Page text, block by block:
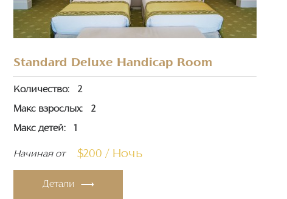
Standard Deluxe Handicap Room
Количество: 2
Макс взрослых: 2
Макс детей:
Начиная от $200 / Ночь
Детали